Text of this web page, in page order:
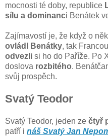
mocnosti té doby, republice
sílu a dominanci Benátek
Zajímavostí je, že když o
ovládl Benátky, tak
odvezli si ho do Paříže. Po
doslova rozbitého.
svůj prospěch.
Svatý Teodor
Svatý Teodor, jeden ze čtyř
patří i náš Svatý Jan